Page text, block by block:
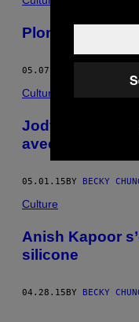
Plongez dans
05.07.15
Culture
Jody Xiong fait
avec leurs
05.01.15BY BECKY
Culture
Anish Kapoor
silicone
04.28.15BY BECKY